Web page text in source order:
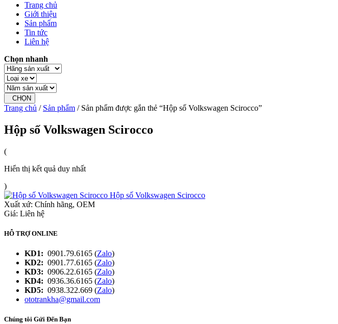
Trang chủ
Giới thiệu
Sản phẩm
Tin tức
Liên hệ
Chọn nhanh
CHỌN
Trang chủ / Sản phẩm / Sản phẩm được gắn thẻ “Hộp số Volkswagen Scirocco”
Hộp số Volkswagen Scirocco
(
Hiển thị kết quả duy nhất
)
Hộp số Volkswagen Scirocco
Xuất xứ: Chính hãng, OEM
Giá: Liên hệ
HỖ TRỢ ONLINE
KD1: 0901.79.6165 (Zalo)
KD2: 0901.77.6165 (Zalo)
KD3: 0906.22.6165 (Zalo)
KD4: 0936.36.6165 (Zalo)
KD5: 0938.322.669 (Zalo)
ototrankha@gmail.com
Chúng tôi Gửi Đến Bạn